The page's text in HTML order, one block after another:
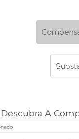
Descubra A